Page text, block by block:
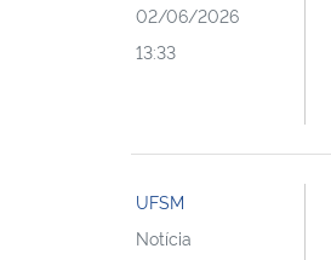
02/06/2026
13:33
UFSM
Notícia